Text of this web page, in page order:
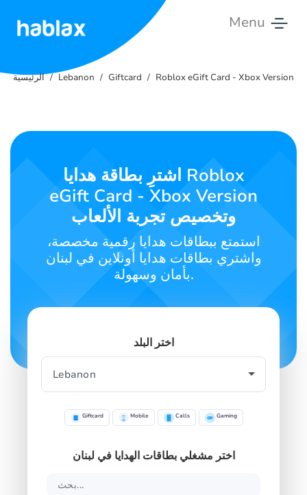
Menu
التسعيرات
تواصل
الرئيسية Lebanon Giftcard Roblox eGift Card - Xbox Version
اشترِ بطاقة هدايا Roblox
eGift Card - Xbox Version
وتخصيص تجربة الألعاب
استمتع ببطاقات هدايا رقمية مخصصة،
واشتري بطاقات هدايا أونلاين في لبنان
بأمان وسهولة.
اختر البلد
Giftcard Mobile Calls Gaming
اختر مشغلي بطاقات الهدايا في لبنان